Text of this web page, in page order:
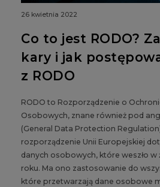
26 kwietnia 2022
Co to jest RODO?
kary i jak
z RODO
RODO to Rozporządzenie o
Osobowych, znane również pod
(General Data Protection
rozporządzenie Unii Europejskiej
danych osobowych, które weszło w
roku. Ma ono zastosowanie do
które przetwarzają dane osobowe